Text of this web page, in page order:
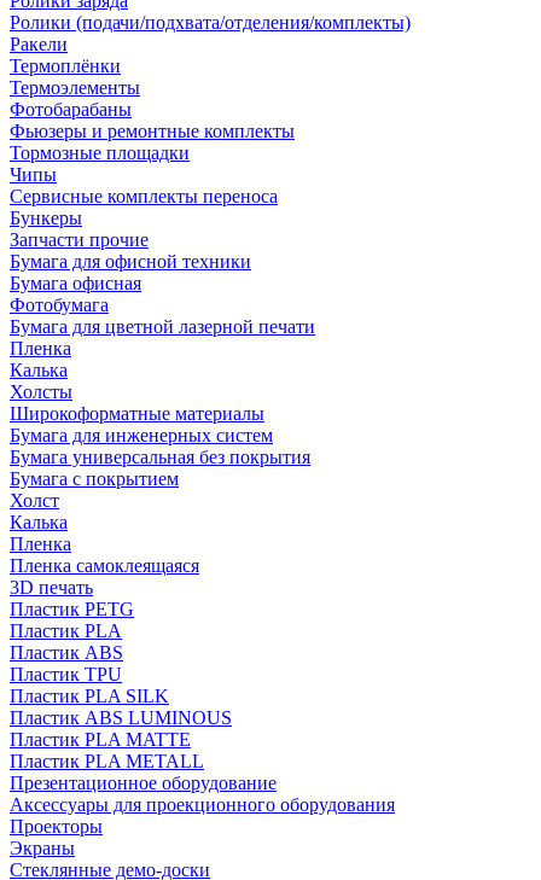
Ролики (подачи/подхвата/отделения/комплекты)
Ракели
Термоплёнки
Термоэлементы
Фотобарабаны
Фьюзеры и ремонтные комплекты
Тормозные площадки
Чипы
Сервисные комплекты переноса
Бункеры
Запчасти прочие
Бумага для офисной техники
Бумага офисная
Фотобумага
Бумага для цветной лазерной печати
Пленка
Калька
Холсты
Широкоформатные материалы
Бумага для инженерных систем
Бумага универсальная без покрытия
Бумага с покрытием
Холст
Калька
Пленка
Пленка самоклеящаяся
3D печать
Пластик PETG
Пластик PLA
Пластик ABS
Пластик TPU
Пластик PLA SILK
Пластик ABS LUMINOUS
Пластик PLA MATTE
Пластик PLA METALL
Презентационное оборудование
Аксессуары для проекционного оборудования
Проекторы
Экраны
Стеклянные демо-доски